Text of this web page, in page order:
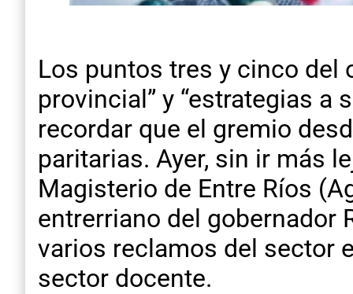
Los puntos tres y cinco del
provincial” y “estrategias a
recordar que el gremio
paritarias. Ayer, sin ir más
Magisterio de Entre Ríos
entrerriano del gobernador
varios reclamos del sector
sector docente.